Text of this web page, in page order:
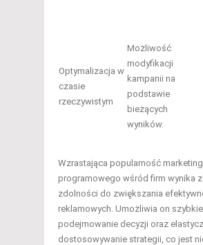
Optymalizacja w
czasie
rzeczywistym
Możliwość
modyfikacji
kampanii na
podstawie
bieżących
wyników.
Wzrastająca popularność
programowego wśród firm wynika
zdolności do zwiększania
reklamowych. Umożliwia on szybkie
podejmowanie decyzji oraz
dostosowywanie strategii, co jest